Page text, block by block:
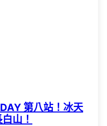
第八站！冰天
山！